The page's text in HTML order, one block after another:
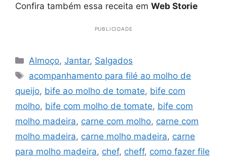
Confira também essa receita em Web Storie
PUBLICIDADE
Categorias
Almoço,Jantar, Salgados
Tags
acompanhamento para filé ao molho de
queijo, bife ao molho de tomate, bife com
molho, bife com molho de tomate, bife com
molho madeira, carne com molho, carne com
molho madeira, carne molho madeira, carne
para molho madeira, chef, cheff, como fazer file